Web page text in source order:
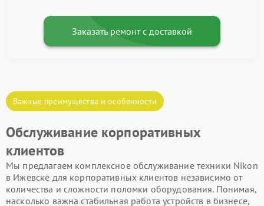
Заказать ремонт с доставкой
Важные преимущества и особенности
Обслуживание корпоративных
клиентов
Мы предлагаем комплексное обслуживание техники Nikon
в Ижевске для корпоративных клиентов независимо от
количества и сложности поломки оборудования. Понимая,
насколько важна стабильная работа устройств в бизнесе,